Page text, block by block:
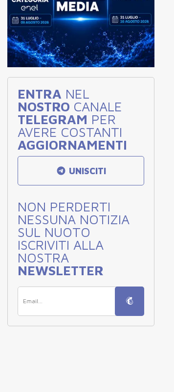
ENTRA NEL
NOSTRO CANALE
TELEGRAM PER
AVERE COSTANTI
AGGIORNAMENTI
UNISCITI
NON PERDERTI
NESSUNA NOTIZIA
SUL NUOTO
ISCRIVITI ALLA
NOSTRA
NEWSLETTER